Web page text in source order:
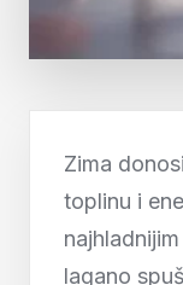
Zima
toplinu i
lagano